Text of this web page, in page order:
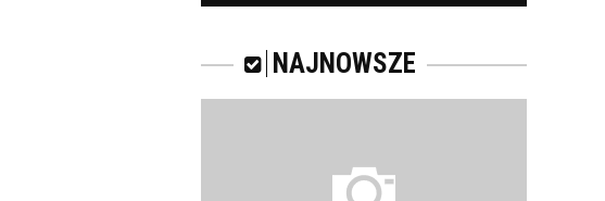
CZEMU WARTO ICH
JAKIE SĄ RODZAJE
SZKOLEŃ DLA
NAJNOWSZE